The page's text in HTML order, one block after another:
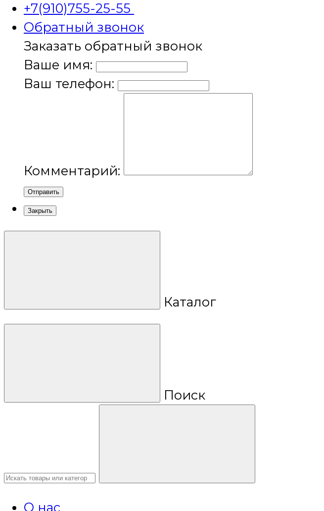
+7(910)755-25-55
Обратный звонок
Заказать обратный звонок
Ваше имя:
Ваш телефон:
Комментарий:
Отправить
Закрыть
Каталог
Поиск
О нас